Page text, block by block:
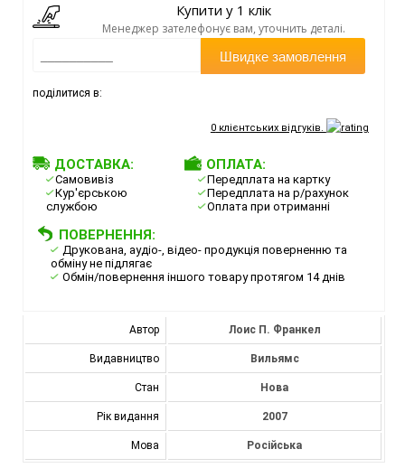
Купити у 1 клік
Менеджер зателефонує вам, уточнить деталі.
Швидке замовлення
поділитися в:
0клієнтських відгуків.
ДОСТАВКА:
Самовивіз
Кур'єрською
службою
ОПЛАТА:
Передплата на картку
Передплата на р/рахунок
Оплата при отриманні
ПОВЕРНЕННЯ:
Друкована, аудіо-, відео- продукція поверненню та
обміну не підлягає
Обмін/повернення іншого товару протягом 14 днів
Автор Лоис П. Франкел
Видавництво Вильямс
Стан Нова
Рік видання 2007
Мова Російська